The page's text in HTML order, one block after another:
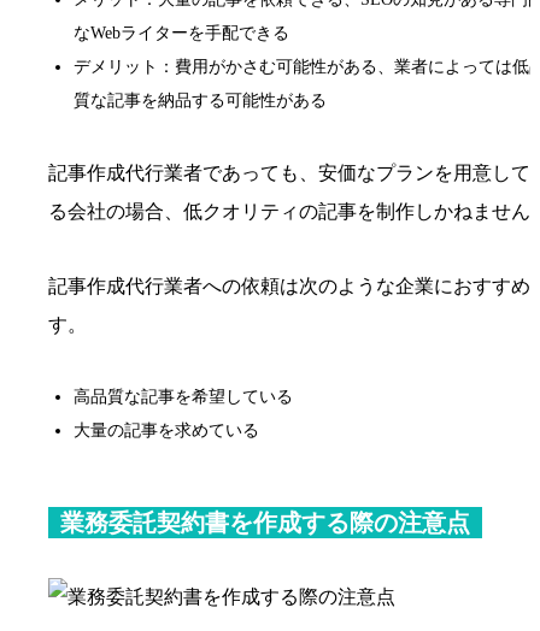
なWebライターを手配できる
デメリット：費用がかさむ可能性がある、業者によっては低
質な記事を納品する可能性がある
記事作成代行業者であっても、安価なプランを用意して
る会社の場合、低クオリティの記事を制作しかねません
記事作成代行業者への依頼は次のような企業におすすめ
す。
高品質な記事を希望している
大量の記事を求めている
業務委託契約書を作成する際の注意点